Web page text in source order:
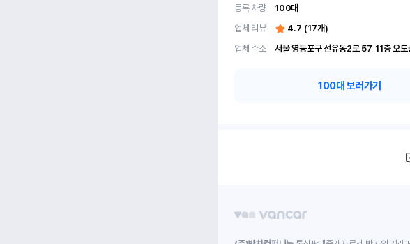
등록 차량 100대
업체 리뷰
4.7 (17개)
업체 주소
서울 영등포구 선유동2로
100대 보러가기